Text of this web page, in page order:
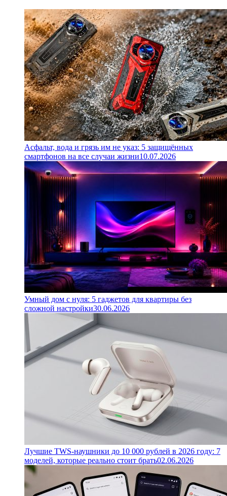
Асфальт, вода и грязь им не указ: 5 защищённых
смартфонов на все случаи жизни10.07.2026
Умный дом с нуля: 5 гаджетов для квартиры без
сложной настройки30.06.2026
Лучшие TWS-наушники до 10 000 рублей в 2026 году: 7
моделей, которые реально стоит брать02.06.2026